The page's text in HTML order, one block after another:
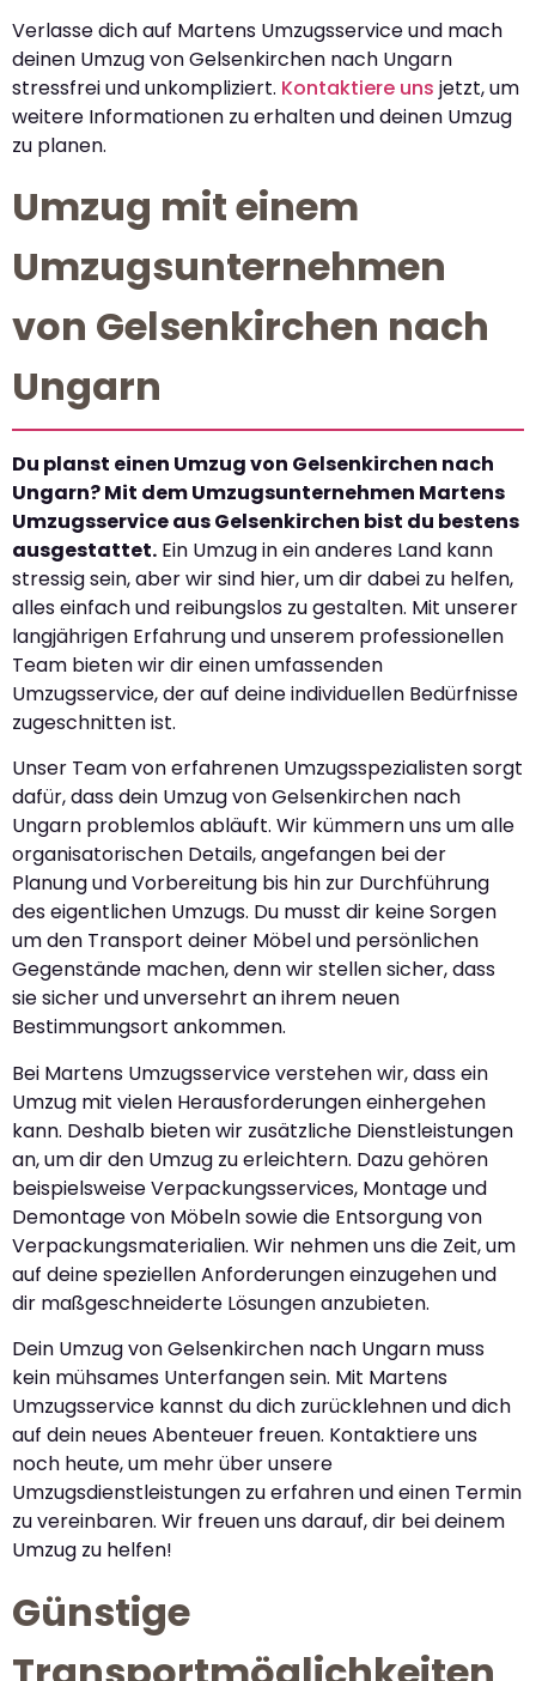
Verlasse dich auf Martens Umzugsservice und mach
deinen Umzug von Gelsenkirchen nach Ungarn
stressfrei und unkompliziert. Kontaktiere uns jetzt, um
weitere Informationen zu erhalten und deinen Umzug
zu planen.
Umzug mit einem
Umzugsunternehmen
von Gelsenkirchen nach
Ungarn
Du planst einen Umzug von Gelsenkirchen nach
Ungarn? Mit dem Umzugsunternehmen Martens
Umzugsservice aus Gelsenkirchen bist du bestens
ausgestattet. Ein Umzug in ein anderes Land kann
stressig sein, aber wir sind hier, um dir dabei zu helfen,
alles einfach und reibungslos zu gestalten. Mit unserer
langjährigen Erfahrung und unserem professionellen
Team bieten wir dir einen umfassenden
Umzugsservice, der auf deine individuellen Bedürfnisse
zugeschnitten ist.
Unser Team von erfahrenen Umzugsspezialisten sorgt
dafür, dass dein Umzug von Gelsenkirchen nach
Ungarn problemlos abläuft. Wir kümmern uns um alle
organisatorischen Details, angefangen bei der
Planung und Vorbereitung bis hin zur Durchführung
des eigentlichen Umzugs. Du musst dir keine Sorgen
um den Transport deiner Möbel und persönlichen
Gegenstände machen, denn wir stellen sicher, dass
sie sicher und unversehrt an ihrem neuen
Bestimmungsort ankommen.
Bei Martens Umzugsservice verstehen wir, dass ein
Umzug mit vielen Herausforderungen einhergehen
kann. Deshalb bieten wir zusätzliche Dienstleistungen
an, um dir den Umzug zu erleichtern. Dazu gehören
beispielsweise Verpackungsservices, Montage und
Demontage von Möbeln sowie die Entsorgung von
Verpackungsmaterialien. Wir nehmen uns die Zeit, um
auf deine speziellen Anforderungen einzugehen und
dir maßgeschneiderte Lösungen anzubieten.
Dein Umzug von Gelsenkirchen nach Ungarn muss
kein mühsames Unterfangen sein. Mit Martens
Umzugsservice kannst du dich zurücklehnen und dich
auf dein neues Abenteuer freuen. Kontaktiere uns
noch heute, um mehr über unsere
Umzugsdienstleistungen zu erfahren und einen Termin
zu vereinbaren. Wir freuen uns darauf, dir bei deinem
Umzug zu helfen!
Günstige